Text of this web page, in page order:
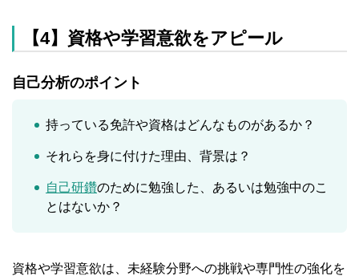
【4】資格や学習意欲をアピール
自己分析のポイント
持っている免許や資格はどんなものがあるか？
それらを身に付けた理由、背景は？
自己研鑽のために勉強した、あるいは勉強中のこ
とはないか？
資格や学習意欲は、未経験分野への挑戦や専門性の強化を